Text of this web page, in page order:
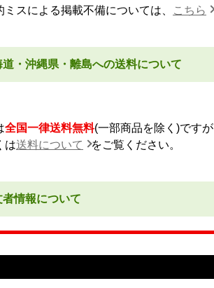
ミスによる掲載不備については、
こちら
道・沖縄県・離島への送料について
全国一律送料無料(一部商品を除く)です
は送料について をご覧ください。
者情報について